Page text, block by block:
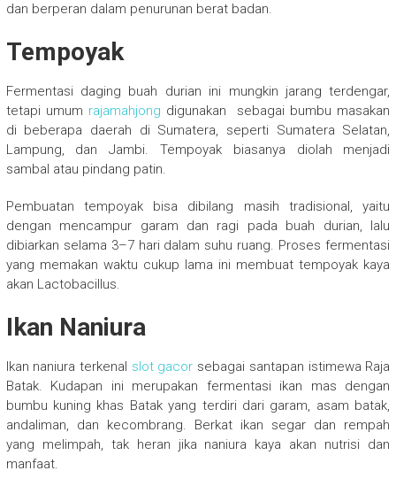
dan berperan dalam penurunan berat badan.
Tempoyak
Fermentasi daging buah durian ini mungkin jarang terdengar,
tetapi umum rajamahjong digunakan sebagai bumbu masakan
di beberapa daerah di Sumatera, seperti Sumatera Selatan,
Lampung, dan Jambi. Tempoyak biasanya diolah menjadi
sambal atau pindang patin.
Pembuatan tempoyak bisa dibilang masih tradisional, yaitu
dengan mencampur garam dan ragi pada buah durian, lalu
dibiarkan selama 3–7 hari dalam suhu ruang. Proses fermentasi
yang memakan waktu cukup lama ini membuat tempoyak kaya
akan Lactobacillus.
Ikan Naniura
Ikan naniura terkenal slot gacor sebagai santapan istimewa Raja
Batak. Kudapan ini merupakan fermentasi ikan mas dengan
bumbu kuning khas Batak yang terdiri dari garam, asam batak,
andaliman, dan kecombrang. Berkat ikan segar dan rempah
yang melimpah, tak heran jika naniura kaya akan nutrisi dan
manfaat.